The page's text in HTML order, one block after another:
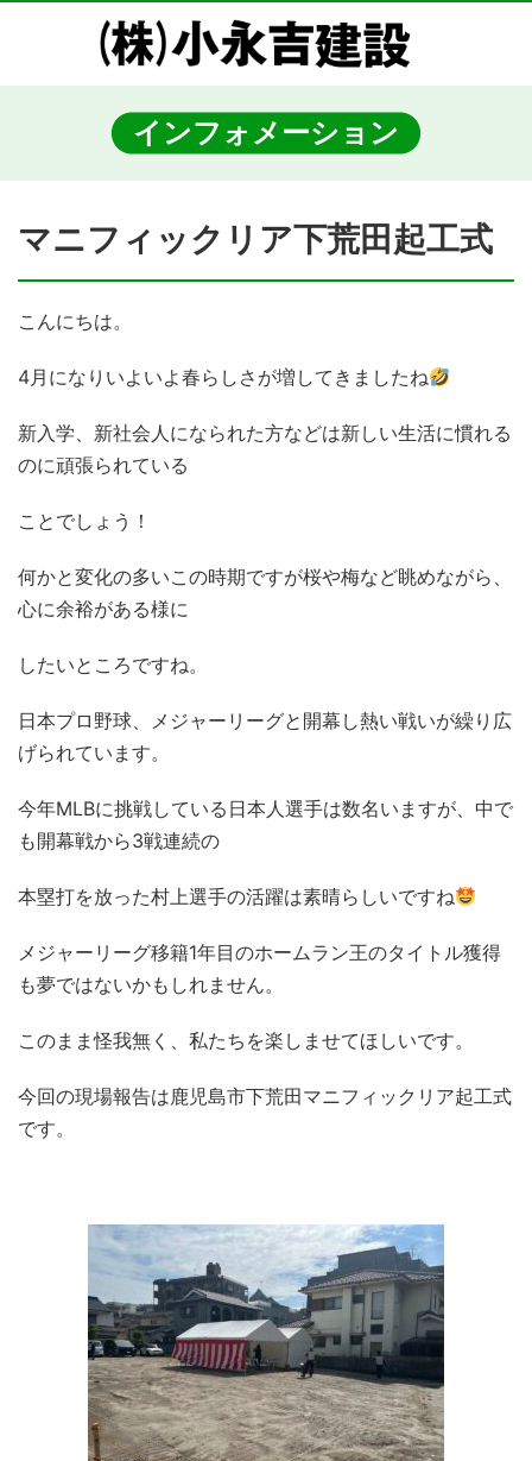
インフォメーション
マニフィックリア下荒田起工式
こんにちは。
4月になりいよいよ春らしさが増してきましたね
新入学、新社会人になられた方などは新しい生活に慣れる
のに頑張られている
ことでしょう！
何かと変化の多いこの時期ですが桜や梅など眺めながら、
心に余裕がある様に
したいところですね。
日本プロ野球、メジャーリーグと開幕し熱い戦いが繰り広
げられています。
今年MLBに挑戦している日本人選手は数名いますが、中で
も開幕戦から3戦連続の
本塁打を放った村上選手の活躍は素晴らしいですね
メジャーリーグ移籍1年目のホームラン王のタイトル獲得
も夢ではないかもしれません。
このまま怪我無く、私たちを楽しませてほしいです。
今回の現場報告は鹿児島市下荒田マニフィックリア起工式
です。